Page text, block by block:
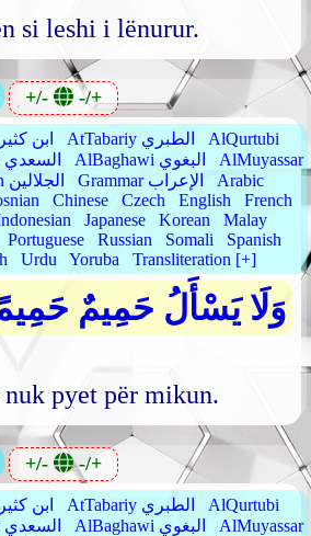
si leshi i lënurur.
+/- -/+
IbnKathir ابن كثير AtTabariy الطبري
AlQurtubi
AsSaadiyy السعدي AlBaghawi البغوي
AlMuyassar
AlJalalain الجلالين Grammar الإعراب
Arabic
Chinese Czech English
French
Japanese Korean
Malay
Portuguese Russian Somali
Spanish
Urdu Yoruba Transliteration [+]
وَلَا يَسْأَلُ حَمِيمٌ
pyet për mikun.
+/- -/+
IbnKathir ابن كثير AtTabariy الطبري
AlQurtubi
AsSaadiyy السعدي AlBaghawi البغوي
AlMuyassar